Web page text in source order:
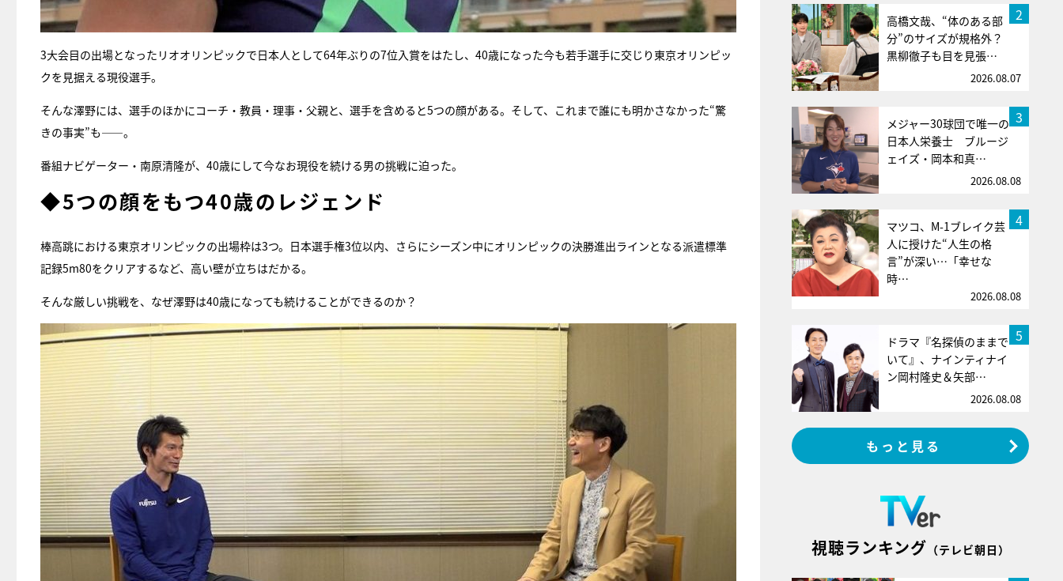
3大会目の出場となったリオオリンピックで日本人として64年ぶりの7位入賞をはたし、40歳になった今も若手選手に交じり東京オリンピッ
クを見据える現役選手。
そんな澤野には、選手のほかにコーチ・教員・理事・父親と、選手を含めると5つの顔がある。そして、これまで誰にも明かさなかった“驚
きの事実”も――。
番組ナビゲーター・南原清隆が、40歳にして今なお現役を続ける男の挑戦に迫った。
◆5つの顔をもつ40歳のレジェンド
棒高跳における東京オリンピックの出場枠は3つ。日本選手権3位以内、さらにシーズン中にオリンピックの決勝進出ラインとなる派遣標準
記録5m80をクリアするなど、高い壁が立ちはだかる。
そんな厳しい挑戦を、なぜ澤野は40歳になっても続けることができるのか？
2
高橋文哉、“体のある部
分”のサイズが規格外？
黒柳徹子も目を見張…
2026.08.07
3
メジャー30球団で唯一の
日本人栄養士 ブルージ
ェイズ・岡本和真…
2026.08.08
4
マツコ、M-1ブレイク芸
人に授けた“人生の格
言”が深い…「幸せな
時…
2026.08.08
5
ドラマ『名探偵のままで
いて』、ナインティナイ
ン岡村隆史＆矢部…
2026.08.08
もっと見る
視聴ランキング （テレビ朝日）